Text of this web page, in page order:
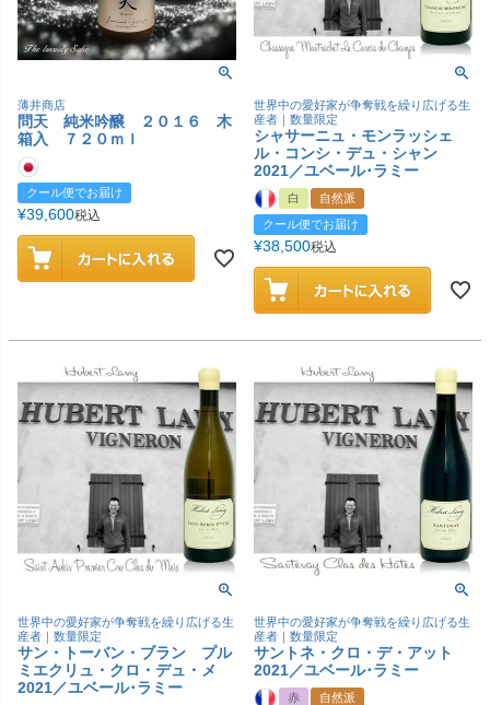
薄井商店
問天 純米吟醸 ２０１６ 木
箱入 ７２０ｍｌ
クール便でお届け
¥39,600税込
世界中の愛好家が争奪戦を繰り広げる生
産者｜数量限定
シャサーニュ・モンラッシェ
ル・コンシ・デュ・シャン
2021／ユベール･ラミー
白
自然派
クール便でお届け
¥38,500税込
世界中の愛好家が争奪戦を繰り広げる生
産者｜数量限定
サン・トーバン・ブラン プル
ミエクリュ・クロ・デュ・メ
2021／ユベール･ラミー
世界中の愛好家が争奪戦を繰り広げる生
産者｜数量限定
サントネ・クロ・デ・アット
2021／ユベール･ラミー
赤
自然派